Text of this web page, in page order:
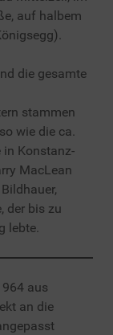
auf halbem
die gesamte
stammen
wie die ca.
in Konstanz-
MacLean
der bis zu
lebte.
aus
an die